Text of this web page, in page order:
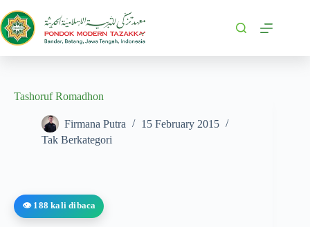
Tashoruf Romadhon
Firmana Putra
15 February 2015
Tak Berkategori
👁️ 188 kali dibaca